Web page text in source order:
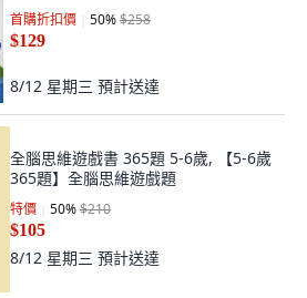
首購折扣價 50%$258
$129
8/12 星期三 預計送達
全腦思維遊戲書 365題 5-6歲, 【5-6歲
365題】全腦思維遊戲題
特價 50%$210
$105
8/12 星期三 預計送達